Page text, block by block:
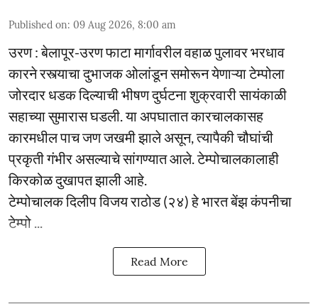
Published on: 09 Aug 2026, 8:00 am
उरण : बेलापूर-उरण फाटा मार्गावरील वहाळ पुलावर भरधाव
कारने रस्त्याचा दुभाजक ओलांडून समोरून येणाऱ्या टेम्पोला
जोरदार धडक दिल्याची भीषण दुर्घटना शुक्रवारी सायंकाळी
सहाच्या सुमारास घडली. या अपघातात कारचालकासह
कारमधील पाच जण जखमी झाले असून, त्यापैकी चौघांची
प्रकृती गंभीर असल्याचे सांगण्यात आले. टेम्पोचालकालाही
किरकोळ दुखापत झाली आहे.
टेम्पोचालक दिलीप विजय राठोड (२४) हे भारत बेंझ कंपनीचा
टेम्पो ...
Read More